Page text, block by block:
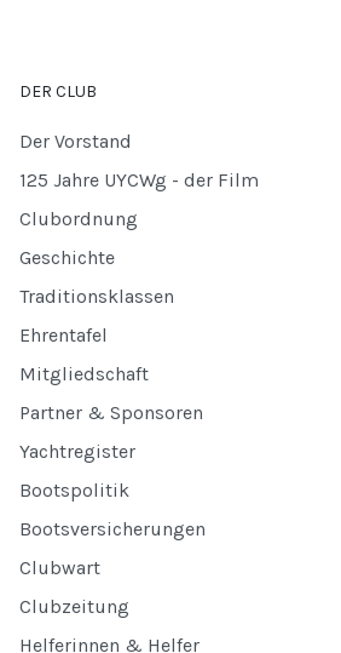
DER CLUB
Der Vorstand
125 Jahre UYCWg - der Film
Clubordnung
Geschichte
Traditionsklassen
Ehrentafel
Mitgliedschaft
Partner & Sponsoren
Yachtregister
Bootspolitik
Bootsversicherungen
Clubwart
Clubzeitung
Helferinnen & Helfer